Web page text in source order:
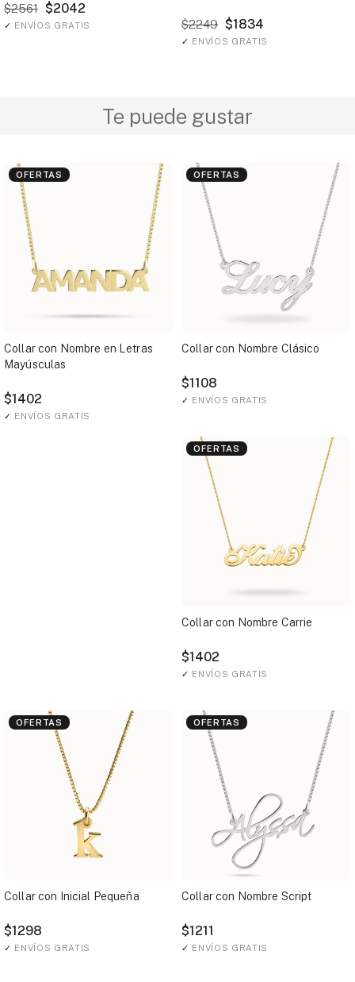
$2561 $2042
✓ ENVÍOS GRATIS $2249 $1834
✓ ENVÍOS GRATIS
Te puede gustar
OFERTAS
Collar con Nombre en Letras
Mayúsculas
$1402
✓ ENVÍOS GRATIS
OFERTAS
Collar con Nombre Clásico
$1108
✓ ENVÍOS GRATIS
OFERTAS
Collar con Nombre Carrie
$1402
✓ ENVÍOS GRATIS
OFERTAS
Collar con Inicial Pequeña
$1298
✓ ENVÍOS GRATIS
OFERTAS
Collar con Nombre Script
$1211
✓ ENVÍOS GRATIS